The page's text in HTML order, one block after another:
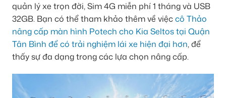
quản lý xe trọn đời, Sim 4G miễn phí 1 tháng và USB
32GB. Bạn có thể tham khảo thêm về việccô Thảo
nâng cấp màn hình Potech cho Kia Seltos tại Quận
Tân Bình để có trải nghiệm lái xe hiện đại hơn, để
thấy sự đa dạng trong các lựa chọn nâng cấp.